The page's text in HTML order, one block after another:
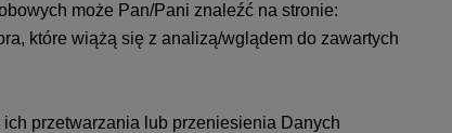
może Pan/Pani znaleźć na stronie:
które wiążą się z analizą/wglądem do zawartych
przetwarzania lub przeniesienia Danych